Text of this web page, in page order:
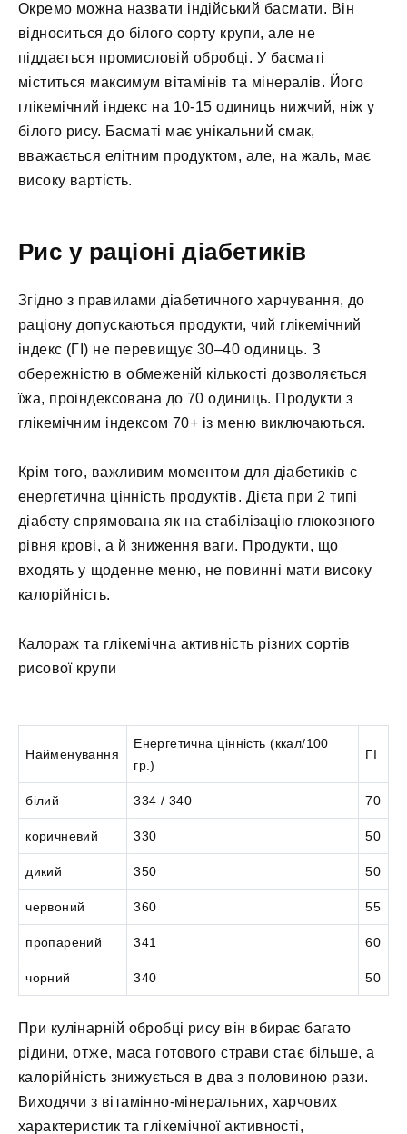
Окремо можна назвати індійський басмати. Він
відноситься до білого сорту крупи, але не
піддається промисловій обробці. У басматі
міститься максимум вітамінів та мінералів. Його
глікемічний індекс на 10-15 одиниць нижчий, ніж у
білого рису. Басматі має унікальний смак,
вважається елітним продуктом, але, на жаль, має
високу вартість.
Рис у раціоні діабетиків
Згідно з правилами діабетичного харчування, до
раціону допускаються продукти, чий глікемічний
індекс (ГІ) не перевищує 30–40 одиниць. З
обережністю в обмеженій кількості дозволяється
їжа, проіндексована до 70 одиниць. Продукти з
глікемічним індексом 70+ із меню виключаються.
Крім того, важливим моментом для діабетиків є
енергетична цінність продуктів. Дієта при 2 типі
діабету спрямована як на стабілізацію глюкозного
рівня крові, а й зниження ваги. Продукти, що
входять у щоденне меню, не повинні мати високу
калорійність.
Калораж та глікемічна активність різних сортів
рисової крупи
Найменування
Енергетична цінність (ккал/100
гр.)
ГІ
білий 334 / 340 70
коричневий 330 50
дикий 350 50
червоний 360 55
пропарений 341 60
чорний 340 50
При кулінарній обробці рису він вбирає багато
рідини, отже, маса готового страви стає більше, а
калорійність знижується в два з половиною рази.
Виходячи з вітамінно-мінеральних, харчових
характеристик та глікемічної активності,